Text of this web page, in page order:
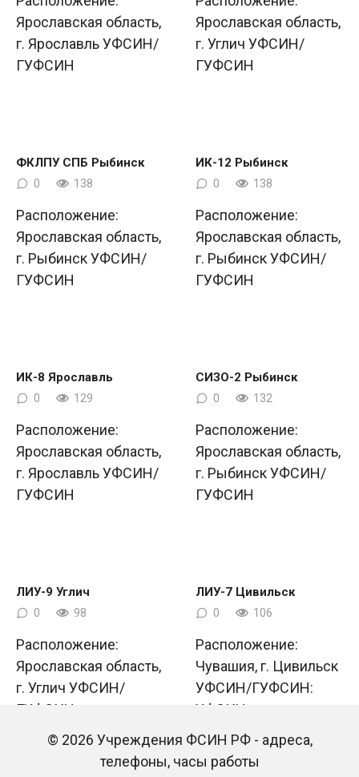
Ярославская область,
г. Ярославль УФСИН/
ГУФСИН
Ярославская область,
г. Углич УФСИН/
ГУФСИН
ФКЛПУ СПБ Рыбинск
0 138
Расположение:
Ярославская область,
г. Рыбинск УФСИН/
ГУФСИН
ИК-12 Рыбинск
0 138
Расположение:
Ярославская область,
г. Рыбинск УФСИН/
ГУФСИН
ИК-8 Ярославль
0 129
Расположение:
Ярославская область,
г. Ярославль УФСИН/
ГУФСИН
СИЗО-2 Рыбинск
0 132
Расположение:
Ярославская область,
г. Рыбинск УФСИН/
ГУФСИН
ЛИУ-9 Углич
0 98
Расположение:
Ярославская область,
г. Углич УФСИН/
ГУФСИН
ЛИУ-7 Цивильск
0 106
Расположение:
Чувашия, г. Цивильск
УФСИН/ГУФСИН:
УФСИН
© 2026 Учреждения ФСИН РФ - адреса,
телефоны, часы работы